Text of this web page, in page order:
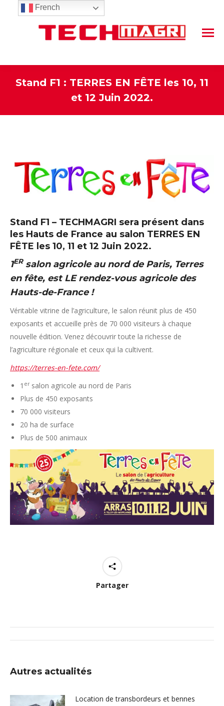
Stand F1 : TERRES EN FÊTE les 10, 11
et 12 Juin 2022.
Stand F1 – TECHMAGRI sera présent dans
les Hauts de France au salon TERRES EN
FÊTE les 10, 11 et 12 Juin 2022.
1ERsalon agricole au nord de Paris, Terres
en fête, est LE rendez-vous agricole des
Hauts-de-France !
Véritable vitrine de l’agriculture, le salon réunit plus de 450
exposants et accueille près de 70 000 visiteurs à chaque
nouvelle édition. Venez découvrir toute la richesse de
l’agriculture régionale et ceux qui la cultivent.
https://terres-en-fete.com/
1 ersalon agricole au nord de Paris
Plus de 450 exposants
70 000 visiteurs
20 ha de surface
Plus de 500 animaux
Partager
Navigation
Autres actualités
Location de transbordeurs et bennes
French